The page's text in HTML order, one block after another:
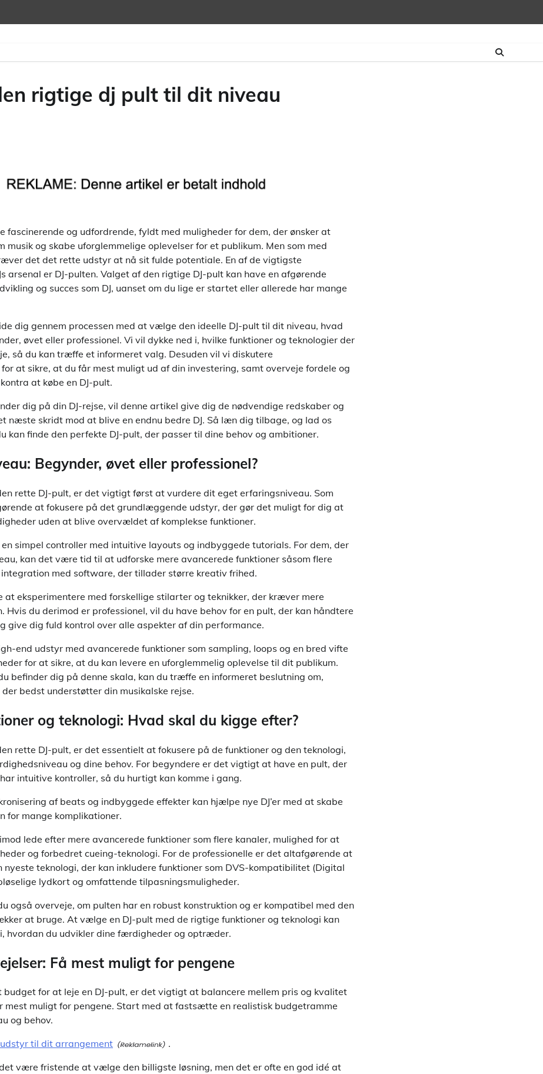
rigtige dj pult til dit niveau
fascinerende og udfordrende, fyldt med muligheder for dem, der ønsker at
musik og skabe uforglemmelige oplevelser for et publikum. Men som med
det det rette udstyr at nå sit fulde potentiale. En af de vigtigste
arsenal er DJ-pulten. Valget af den rigtige DJ-pult kan have en afgørende
og succes som DJ, uanset om du lige er startet eller allerede har mange
dig gennem processen med at vælge den ideelle DJ-pult til dit niveau, hvad
øvet eller professionel. Vi vil dykke ned i, hvilke funktioner og teknologier der
så du kan træffe et informeret valg. Desuden vil vi diskutere
at sikre, at du får mest muligt ud af din investering, samt overveje fordele og
at købe en DJ-pult.
dig på din DJ-rejse, vil denne artikel give dig de nødvendige redskaber og
næste skridt mod at blive en endnu bedre DJ. Så læn dig tilbage, og lad os
kan finde den perfekte DJ-pult, der passer til dine behov og ambitioner.
Begynder, øvet eller professionel?
rette DJ-pult, er det vigtigt først at vurdere dit eget erfaringsniveau. Som
at fokusere på det grundlæggende udstyr, der gør det muligt for dig at
uden at blive overvældet af komplekse funktioner.
simpel controller med intuitive layouts og indbyggede tutorials. For dem, der
kan det være tid til at udforske mere avancerede funktioner såsom flere
med software, der tillader større kreativ frihed.
at eksperimentere med forskellige stilarter og teknikker, der kræver mere
Hvis du derimod er professionel, vil du have behov for en pult, der kan håndtere
give dig fuld kontrol over alle aspekter af din performance.
end udstyr med avancerede funktioner som sampling, loops og en bred vifte
for at sikre, at du kan levere en uforglemmelig oplevelse til dit publikum.
befinder dig på denne skala, kan du træffe en informeret beslutning om,
bedst understøtter din musikalske rejse.
og teknologi: Hvad skal du kigge efter?
rette DJ-pult, er det essentielt at fokusere på de funktioner og den teknologi,
og dine behov. For begyndere er det vigtigt at have en pult, der
intuitive kontroller, så du hurtigt kan komme i gang.
af beats og indbyggede effekter kan hjælpe nye DJ’er med at skabe
for mange komplikationer.
lede efter mere avancerede funktioner som flere kanaler, mulighed for at
og forbedret cueing-teknologi. For de professionelle er det altafgørende at
nyeste teknologi, der kan inkludere funktioner som DVS-kompatibilitet (Digital
lydkort og omfattende tilpasningsmuligheder.
også overveje, om pulten har en robust konstruktion og er kompatibel med den
at bruge. At vælge en DJ-pult med de rigtige funktioner og teknologi kan
hvordan du udvikler dine færdigheder og optræder.
Få mest muligt for pengene
budget for at leje en DJ-pult, er det vigtigt at balancere mellem pris og kvalitet
mest muligt for pengene. Start med at fastsætte en realistisk budgetramme
og behov.
udstyr til dit arrangement
.
være fristende at vælge den billigste løsning, men det er ofte en god idé at